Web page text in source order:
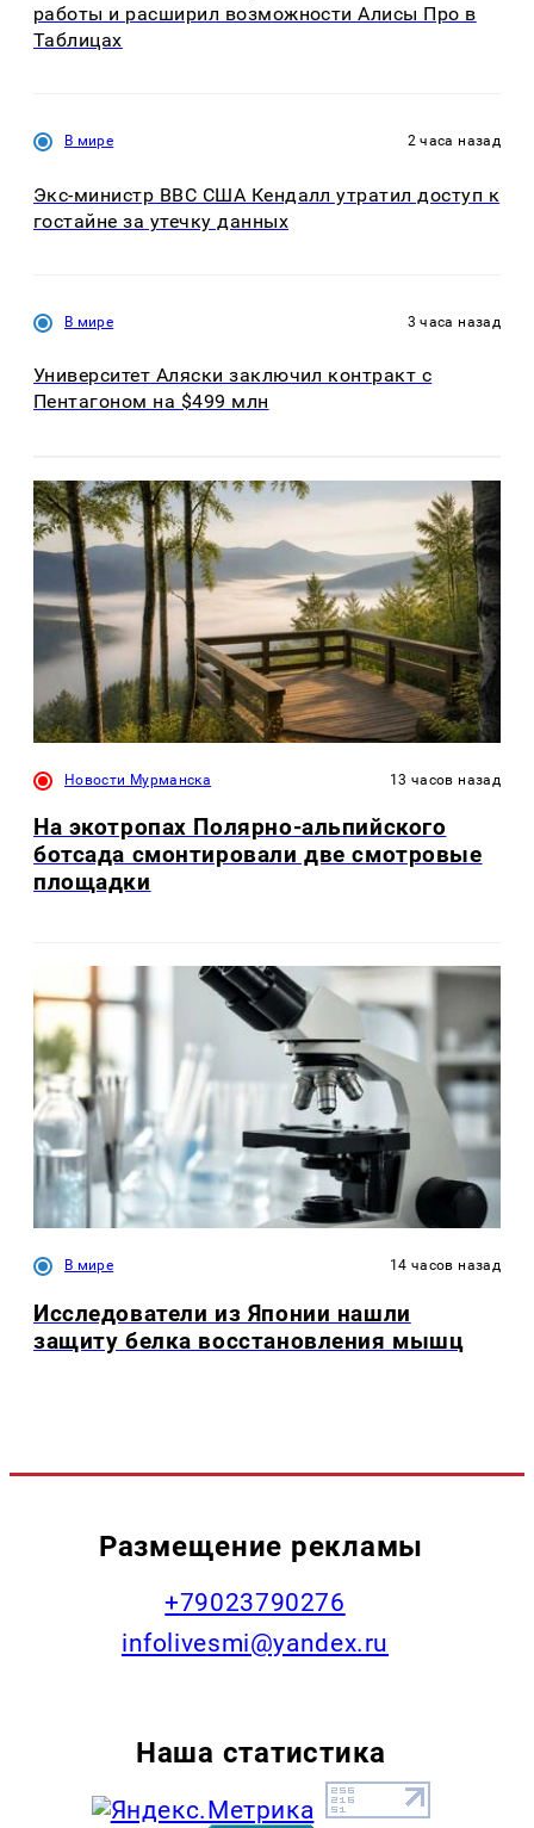
работы и расширил возможности Алисы Про в
Таблицах
В мире 2 часа назад
Экс-министр ВВС США Кендалл утратил доступ к
гостайне за утечку данных
В мире 3 часа назад
Университет Аляски заключил контракт с
Пентагоном на $499 млн
Новости Мурманска 13 часов назад
На экотропах Полярно-альпийского
ботсада смонтировали две смотровые
площадки
В мире 14 часов назад
Исследователи из Японии нашли
защиту белка восстановления мышц
Размещение рекламы
+79023790276
infolivesmi@yandex.ru
Наша статистика